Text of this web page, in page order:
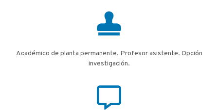
Académico de planta permanente. Profesor asistente. Opción
investigación.